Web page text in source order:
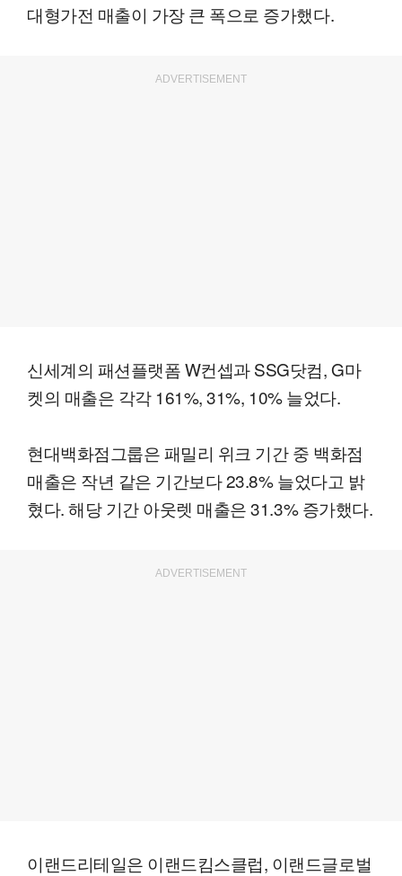
대형가전 매출이 가장 큰 폭으로 증가했다.
ADVERTISEMENT
신세계의 패션플랫폼 W컨셉과 SSG닷컴, G마
켓의 매출은 각각 161%, 31%, 10% 늘었다.
현대백화점그룹은 패밀리 위크 기간 중 백화점
매출은 작년 같은 기간보다 23.8% 늘었다고 밝
혔다. 해당 기간 아웃렛 매출은 31.3% 증가했다.
ADVERTISEMENT
이랜드리테일은 이랜드킴스클럽, 이랜드글로벌